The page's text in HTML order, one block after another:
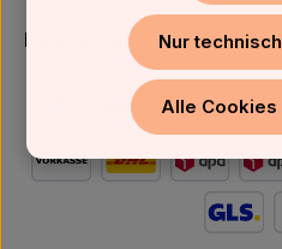
Newsletter Nur
Alle